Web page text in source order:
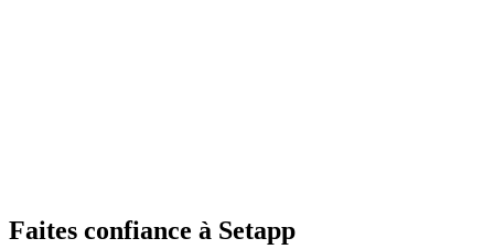
Faites confiance à Setapp